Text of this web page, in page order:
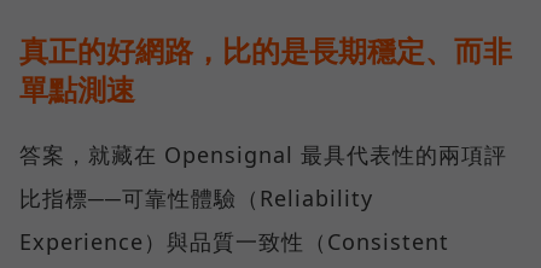
真正的好網路，比的是長期穩定、而非
單點測速
答案，就藏在 Opensignal 最具代表性的兩項評
比指標──可靠性體驗（Reliability
Experience）與品質一致性（Consistent